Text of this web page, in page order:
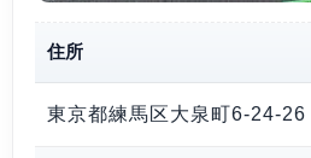
住所
東京都練馬区大泉町6-24-26